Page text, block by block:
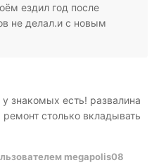
ездил год после
не делал.и с новым
знакомых есть! развалина
столько вкладывать
megapolis08